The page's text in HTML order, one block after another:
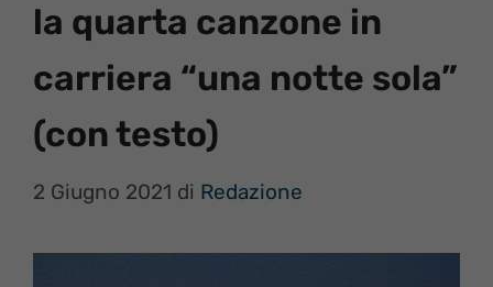
la quarta canzone in
carriera “una notte sola”
(con testo)
2 Giugno 2021 di Redazione